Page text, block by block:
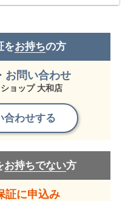
をお持ちの方
お問い合わせ
ョップ 大和店
合わせする
お持ちでない方
証に申込み